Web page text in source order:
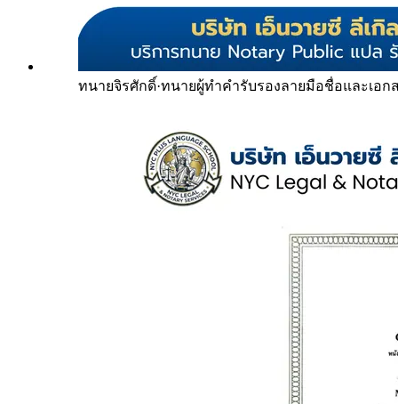
ทนายจิรศักดิ์·ทนายผู้ทำคำรับรองลายมือชื่อและเอก